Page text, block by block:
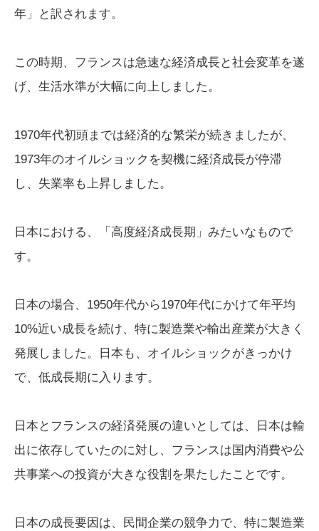
年」と訳されます。
この時期、フランスは急速な経済成長と社会変革を遂
げ、生活水準が大幅に向上しました。
1970年代初頭までは経済的な繁栄が続きましたが、
1973年のオイルショックを契機に経済成長が停滞
し、失業率も上昇しました。
日本における、「高度経済成長期」みたいなもので
す。
日本の場合、1950年代から1970年代にかけて年平均
10%近い成長を続け、特に製造業や輸出産業が大きく
発展しました。日本も、オイルショックがきっかけ
で、低成長期に入ります。
日本とフランスの経済発展の違いとしては、日本は輸
出に依存していたのに対し、フランスは国内消費や公
共事業への投資が大きな役割を果たしたことです。
日本の成長要因は、民間企業の競争力で、特に製造業